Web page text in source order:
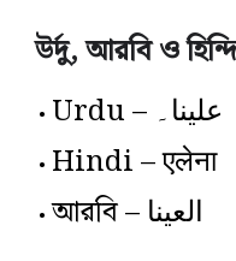
উর্দু, আরবি ও
Hindi – एलेना
আরবি – العينا